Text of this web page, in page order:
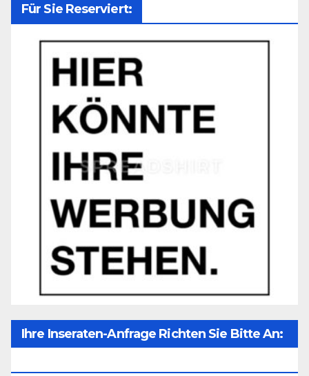
Für Sie Reserviert:
Ihre Inseraten-Anfrage Richten Sie Bitte An: